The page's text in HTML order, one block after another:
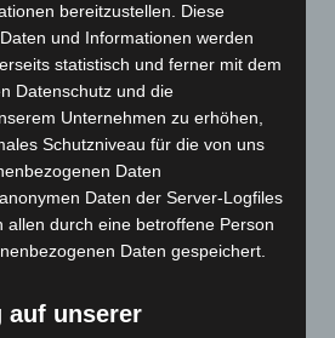
allgemeingültige
Corona entfällt. Die Schulen
in ihre
Testpflicht pro Woche
Schüler – in der Regel
freitags zu Hause – für alle
(auch für sogenannte
bereitzustellen. Diese
und Informationen werden
statistisch und ferner mit dem
Datenschutz und die
Unternehmen zu erhöhen,
Schutzniveau für die von uns
Daten
Daten der Server-Logfiles
allen durch eine betroffene Person
Daten gespeichert.
auf unserer